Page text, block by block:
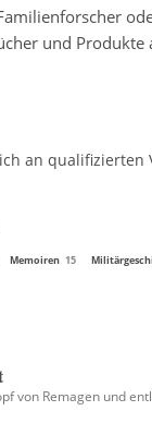
und
an
Memoiren 15
von Remagen und